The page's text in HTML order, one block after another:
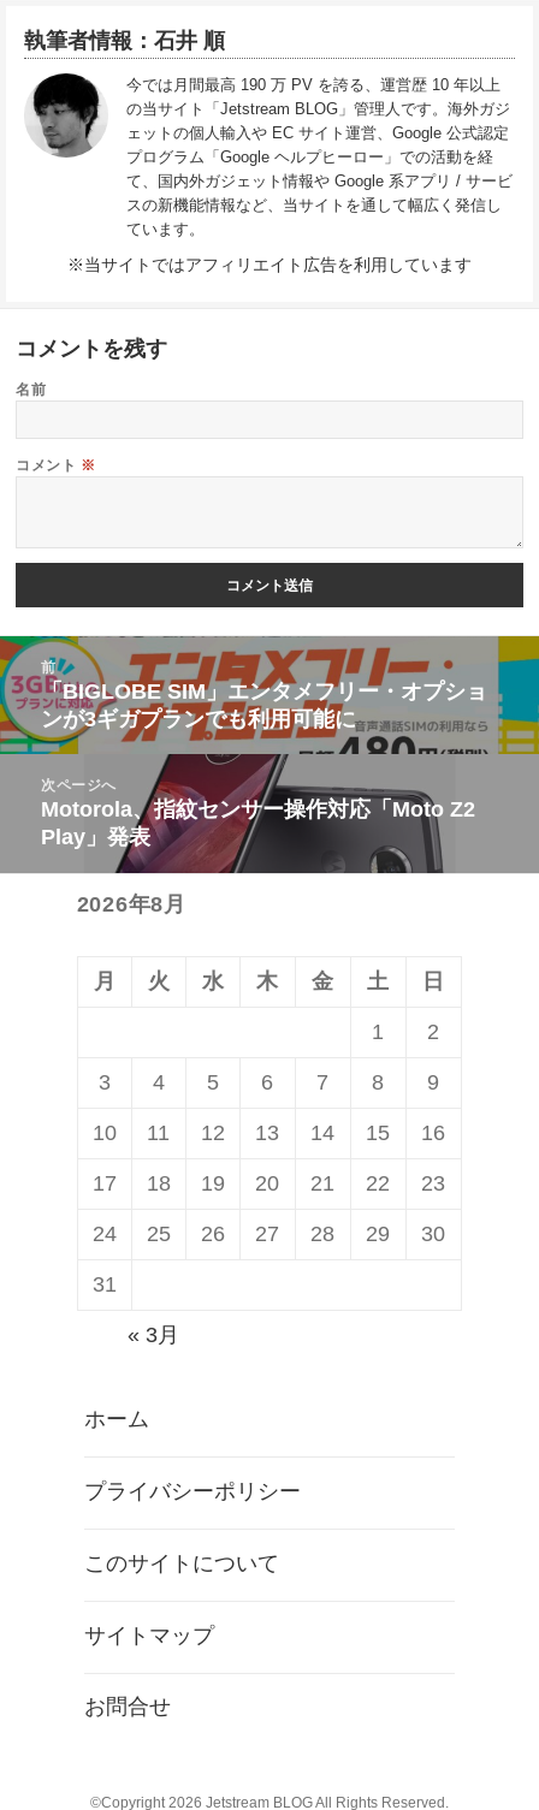
執筆者情報：石井 順
今では月間最高 190 万 PV を誇る、運営歴 10 年以上
の当サイト「Jetstream BLOG」管理人です。海外ガジ
ェットの個人輸入や EC サイト運営、Google 公式認定
プログラム「Google ヘルプヒーロー」での活動を経
て、国内外ガジェット情報や Google 系アプリ / サービ
スの新機能情報など、当サイトを通して幅広く発信し
ています。
※当サイトではアフィリエイト広告を利用しています
コメントを残す
名前
コメント ※
投
稿
ナ
ビ
前
前
の
投
稿:
「BIGLOBE SIM」エンタメフリー・オプショ
ンが3ギガプランでも利用可能に
次ページへ
次
の
投
Motorola、指紋センサー操作対応「Moto Z2
Play」発表
2026年8月
月 火 水 木 金 土 日
1 2
3 4 5 6 7 8 9
10 11 12 13 14 15 16
17 18 19 20 21 22 23
24 25 26 27 28 29 30
31
« 3月
ホーム
プライバシーポリシー
このサイトについて
サイトマップ
お問合せ
©Copyright 2026 Jetstream BLOGAll Rights Reserved.